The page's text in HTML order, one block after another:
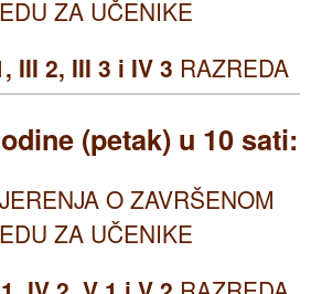
ZA UČENIKE
III 2, III 3 i IV 3 RAZREDA
(petak) u 10 sati:
O ZAVRŠENOM
ZA UČENIKE